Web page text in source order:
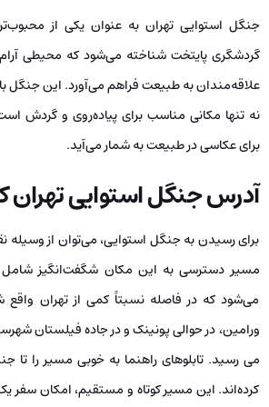
جنگل استوایی تهران به ‌عنوان یکی از
گردشگری پایتخت شناخته می‌شود که محیطی
علاقه‌مندان به طبیعت فراهم می‌آورد. این جنگل
نه تنها مکانی مناسب برای پیاده‌روی و گردش
برای عکاسی در طبیعت به شمار می‌آید.
آدرس جنگل استوایی
برای رسیدن به جنگل استوایی، می‌توان از وسیله
مسیر دسترسی به این مکان شگفت‌انگیز
می‌شود که در فاصله نسبتاً کمی از تهران
ورامین، در حوالی پونینک و در جاده فیلستان
می رسید. تابلوهای راهنما به خوبی مسیر را تا
کرده‌اند. این مسیر کوتاه و مستقیم، امکان سفر